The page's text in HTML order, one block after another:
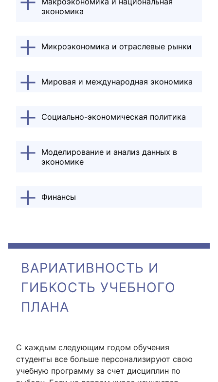
экономика
Микроэкономика и отраслевые рынки
Мировая и международная экономика
Социально-экономическая политика
Моделирование и анализ данных в
экономике
Финансы
ВАРИАТИВНОСТЬ И
ГИБКОСТЬ УЧЕБНОГО
ПЛАНА
С каждым следующим годом обучения
студенты все больше персонализируют свою
учебную программу за счет дисциплин по